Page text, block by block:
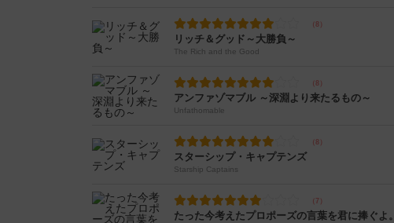
リッチ＆グッド～大勝負～
The Rich and the Good
アンファゾマブル ～深淵より来たるもの～
Unfathomable
スターシップ・キャプテンズ
Starship Captains
たった今考えたプロポーズの言葉を君に捧ぐよ。